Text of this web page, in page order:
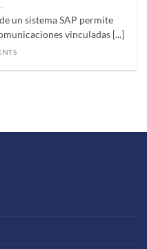
un sistema SAP permite
vinculadas [...]